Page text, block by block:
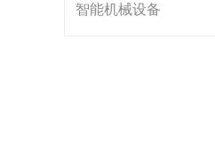
智能机械设备